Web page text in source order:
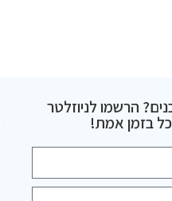
הרשמו לניוזלטר
בזמן אמת!